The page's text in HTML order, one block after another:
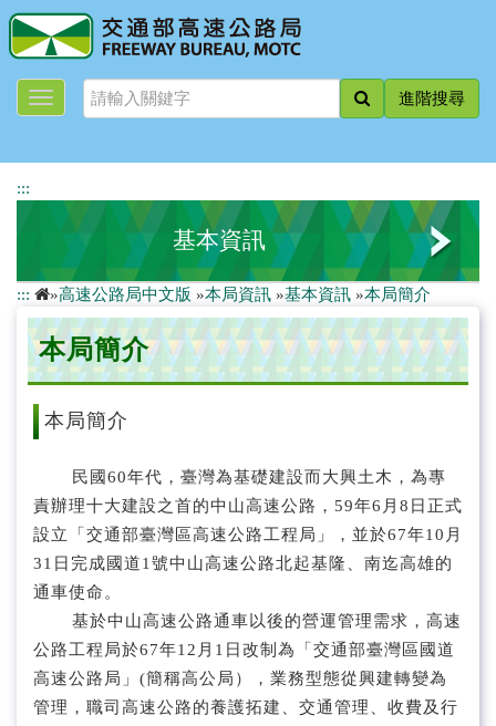
跳
到
主
進階搜尋
:::
基本資訊
本局簡介
局長簡介
歷任首長
單位介紹
::: »高速公路局中文版 »本局資訊 »基本資訊 »本局簡介
本局簡介
本局簡介
民國60年代，臺灣為基礎建設而大興土木，為專
責辦理十大建設之首的中山高速公路，59年6月8日正式
設立「交通部臺灣區高速公路工程局」，並於67年10月
31日完成國道1號中山高速公路北起基隆、南迄高雄的
通車使命。
基於中山高速公路通車以後的營運管理需求，高速
公路工程局於67年12月1日改制為「交通部臺灣區國道
高速公路局」(簡稱高公局），業務型態從興建轉變為
管理，職司高速公路的養護拓建、交通管理、收費及行